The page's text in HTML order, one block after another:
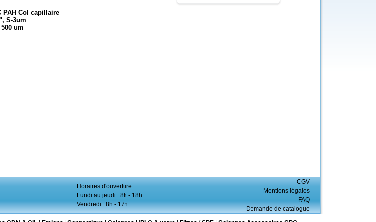
PAH Col capillaire
S-3um
500 um
Horaires d'ouverture
Lundi au jeudi : 8h - 18h
Vendredi : 8h - 17h
CGV
Mentions légales
FAQ
Demande de catalogue